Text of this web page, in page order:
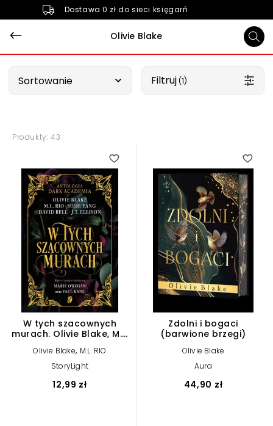
Dostawa 0 zł do sieci księgarń
Olivie Blake
Sortowanie Filtruj (1)
Produkty: 43
5.00
W tych szacownych
murach. Olivie Blake, M.L.
Academia
Olivie Blake, M.L. RIO
StoryLight
12,99 zł
Zdolni i bogaci
(barwione brzegi)
Olivie Blake
Aura
44,90 zł